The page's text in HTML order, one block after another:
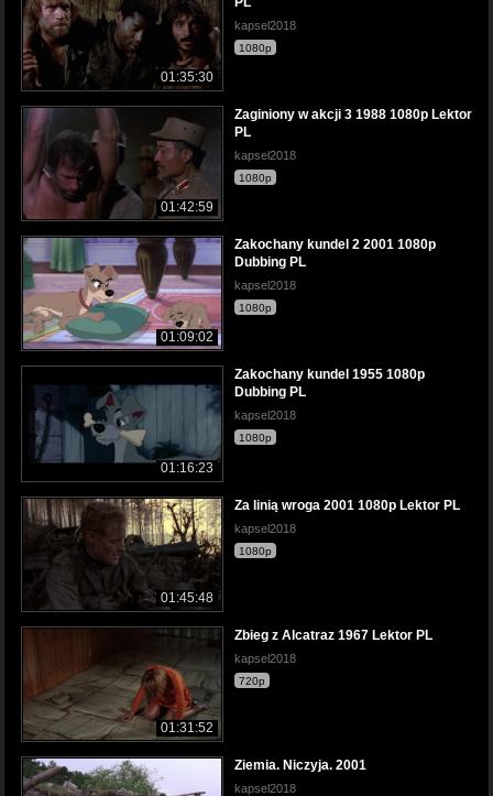
01:35:30
kapsel2018
1080p
01:42:59
Zaginiony w akcji 3 1988 1080p Lektor
PL
kapsel2018
1080p
01:09:02
Zakochany kundel 2 2001 1080p
Dubbing PL
kapsel2018
1080p
01:16:23
Zakochany kundel 1955 1080p
Dubbing PL
kapsel2018
1080p
01:45:48
Za linią wroga 2001 1080p Lektor PL
kapsel2018
1080p
01:31:52
Zbieg z Alcatraz 1967 Lektor PL
kapsel2018
720p
Ziemia. Niczyja. 2001
kapsel2018